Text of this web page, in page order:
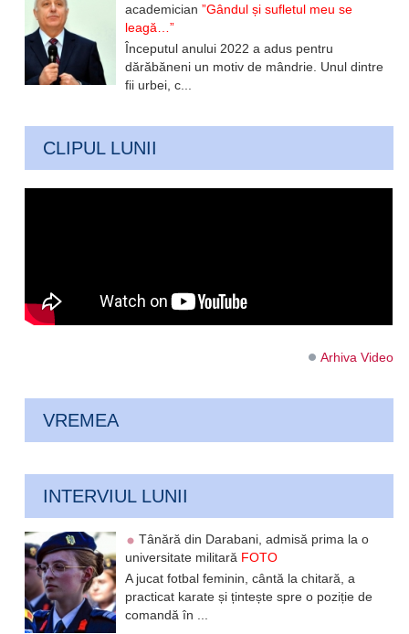
academician”Gândul și sufletul meu se
leagă…”
Începutul anului 2022 a adus pentru
dărăbăneni un motiv de mândrie. Unul dintre
fii urbei, c...
CLIPUL LUNII
Arhiva Video
VREMEA
INTERVIUL LUNII
Tânără din Darabani, admisă prima la o
universitate militară FOTO
A jucat fotbal feminin, cântă la chitară, a
practicat karate și țintește spre o poziție de
comandă în ...